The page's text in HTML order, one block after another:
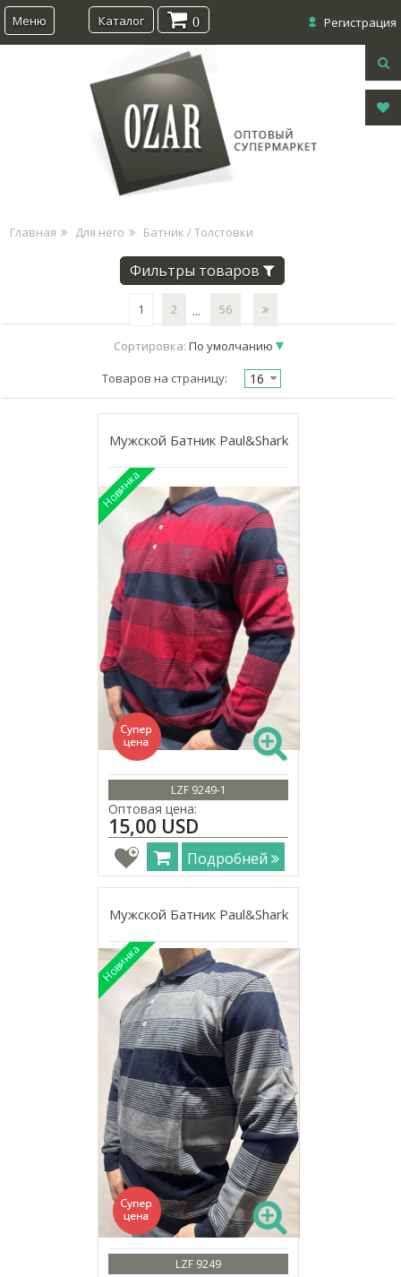
Меню Регистрация
Каталог 0
Главная Для него Батник / Толстовки
Фильтры товаров
1 2 ... 56
Сортировка: По умолчанию
Товаров на страницу: 16
Мужской Батник Paul&Shark
LZF 9249-1
Оптовая цена:
15,00 USD
Подробней
Мужской Батник Paul&Shark
LZF 9249